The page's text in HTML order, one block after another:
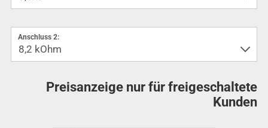
Anschluss 2:
Preisanzeige nur für freigeschaltete
Kunden